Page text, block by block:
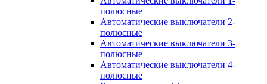
полюсные
Автоматические выключатели 2-
полюсные
Автоматические выключатели 3-
полюсные
Автоматические выключатели 4-
полюсные